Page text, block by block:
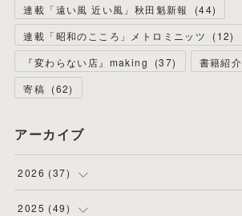
連載「遠い風 近い風」秋田魁新報
(44)
連載「昭和のこころ」メトロミニッツ
(12)
『変わらない店』making
(37) 書籍紹介
寄稿 (62)
アーカイブ
2026 (37)
(4)
2025 (49)